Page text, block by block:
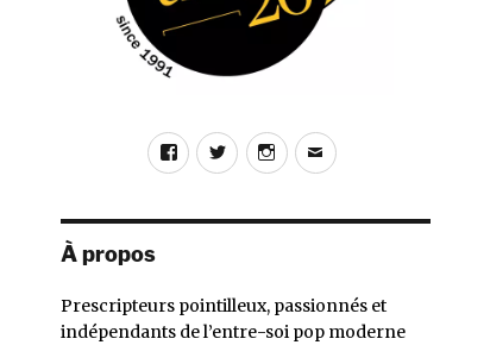
FacebookTwitterInstagram
E-
À propos
Prescripteurs pointilleux, passionnés et
indépendants de l’entre-soi pop moderne